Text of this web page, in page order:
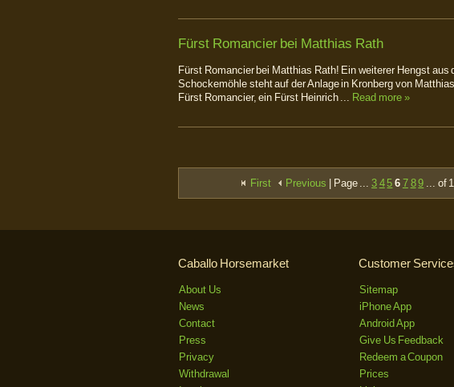
Fürst Romancier bei Matthias Rath
Fürst Romancier bei Matthias Rath! Ein weiterer Hengst aus
Schockemöhle steht auf der Anlage in Kronberg von
Fürst Romancier, ein Fürst Heinrich ... Read more »
First Previous | Page ...3 45 6 7 89 ... of
Caballo Horsemarket
About Us
News
Contact
Press
Privacy
Withdrawal
Customer
Sitemap
iPhone App
Android App
Give Us Feedback
Redeem a Coupon
Prices